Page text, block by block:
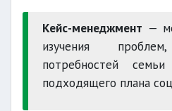
Кейс-менеджмент —
изучения
потребностей
подходящего плана